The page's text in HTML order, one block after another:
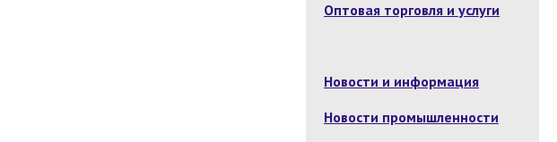
Оптовая торговля и услуги
Новости и информация
Новости промышленности